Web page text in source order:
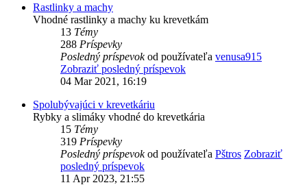
Rastlinky a machy
Vhodné rastlinky a machy ku krevetkám
13 Témy
288 Príspevky
Posledný príspevokod používateľa venusa915
Zobraziť posledný príspevok
04 Mar 2021, 16:19
Spolubývajúci v krevetkáriu
Rybky a slimáky vhodné do krevetkária
15 Témy
319 Príspevky
Posledný príspevokod používateľa Pštros Zobraziť
posledný príspevok
11 Apr 2023, 21:55